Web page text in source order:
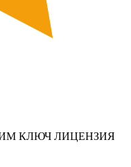
КЛЮЧ ЛИЦЕНЗИЯ